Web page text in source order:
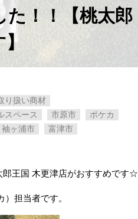
！！【桃太郎
り扱い商材
スペース 市原市
ポケカ
袖ヶ浦市
富津市
王国 木更津店がおすすめです☆
担当者です。